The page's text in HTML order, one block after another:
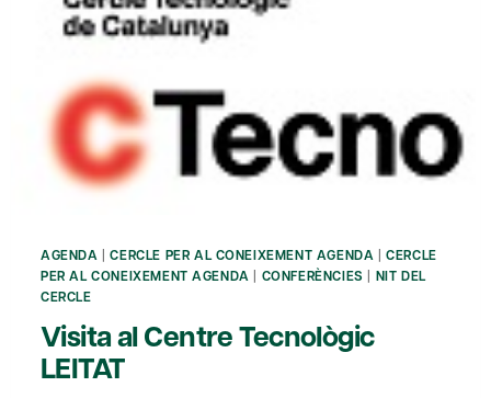
AGENDA |CERCLE PER AL CONEIXEMENT AGENDA |CERCLE
PER AL CONEIXEMENT AGENDA | CONFERÈNCIES | NIT DEL
CERCLE
Visita al Centre Tecnològic
LEITAT